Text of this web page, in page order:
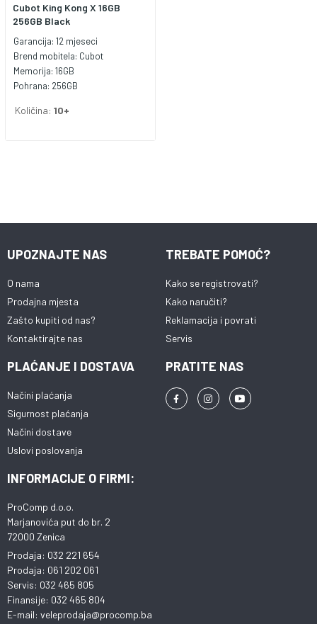
Cubot King Kong X 16GB
256GB Black
Garancija: 12 mjeseci
Brend mobitela: Cubot
Memorija: 16GB
Pohrana: 256GB
Količina: 10+
UPOZNAJTE NAS
O nama
Prodajna mjesta
Zašto kupiti od nas?
Kontaktirajte nas
TREBATE POMOĆ?
Kako se registrovati?
Kako naručiti?
Reklamacija i povrati
Servis
PLAĆANJE I DOSTAVA
Načini plaćanja
Sigurnost plaćanja
Načini dostave
Uslovi poslovanja
PRATITE NAS
INFORMACIJE O FIRMI:
ProComp d.o.o.
Marjanovića put do br. 2
72000 Zenica
Prodaja: 032 221 654
Prodaja: 061 202 061
Servis: 032 465 805
Finansije: 032 465 804
E-mail: veleprodaja@procomp.ba